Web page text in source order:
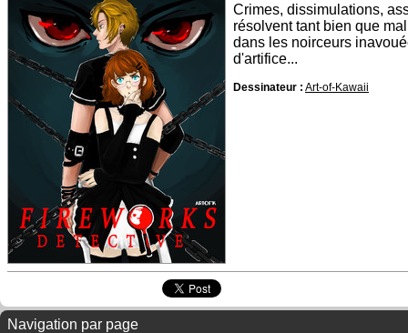
Crimes, dissimulations,
résolvent tant bien que
dans les noirceurs
d'artifice...
Dessinateur : Art-of-Kawaii
Navigation par page